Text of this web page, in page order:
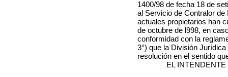
1400/98 de fecha 18 de
al Servicio de Contralor
actuales propietarios han
de octubre de l998, en
conformidad con la
3°) que la División
resolución en el sentido
EL